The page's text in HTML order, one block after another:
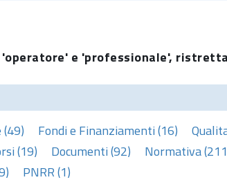
e 'professionale',
Fondi e Finanziamenti (16)
(19) Documenti (92) Normativa
PNRR (1)